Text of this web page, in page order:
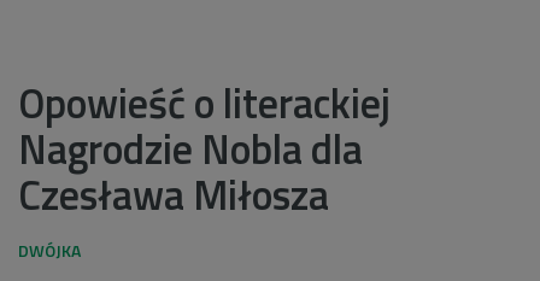
Opowieść o literackiej
Nagrodzie Nobla dla
Czesława Miłosza